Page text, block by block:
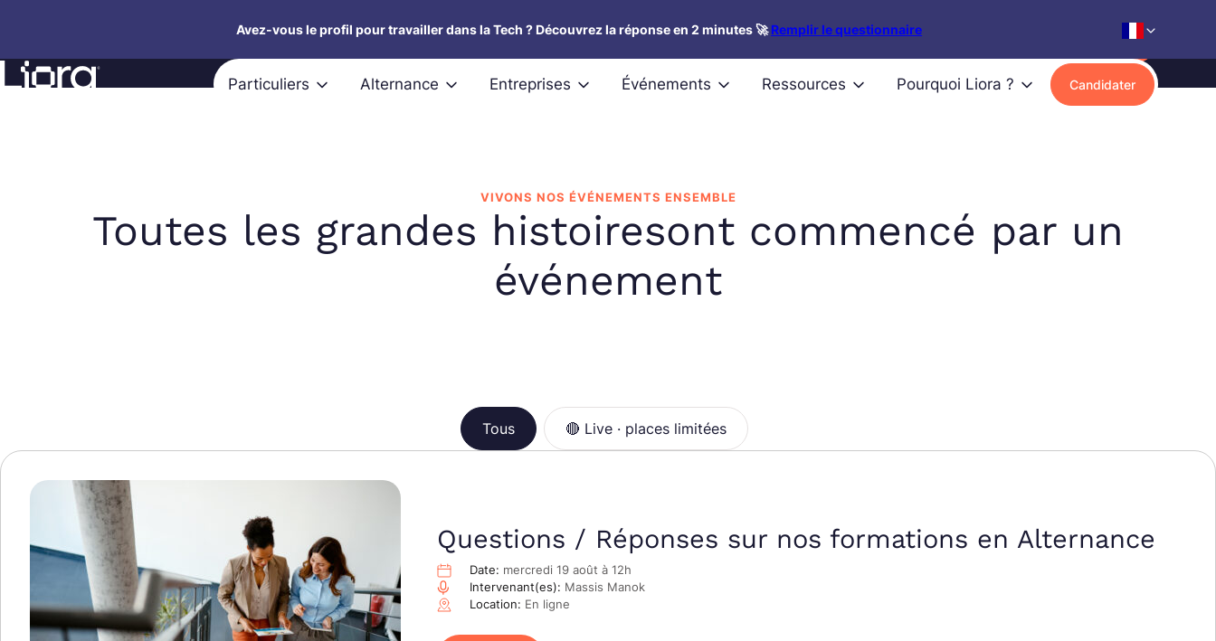
contenu
Avez-vous le profil pour travailler dans la Tech ? Découvrez la réponse en 2 minutes 🚀Remplir le questionnaire
Particuliers Alternance Entreprises Événements Ressources Pourquoi Liora ? Candidater
Recevoir le programme
VIVONS NOS ÉVÉNEMENTS ENSEMBLE
Toutes les grandes histoiresont commencé par un
événement
Tous 🔴 Live · places limitées
Questions / Réponses sur nos formations en Alternance
Date: mercredi 19 août à 12h
Intervenant(es): Massis Manok
Location: En ligne